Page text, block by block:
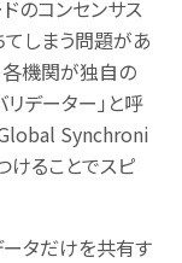
のコンセンサス
しまう問題があ
各機関が独自の
リデーター」と呼
Synchroni
けることでスピ
ータだけを共有す